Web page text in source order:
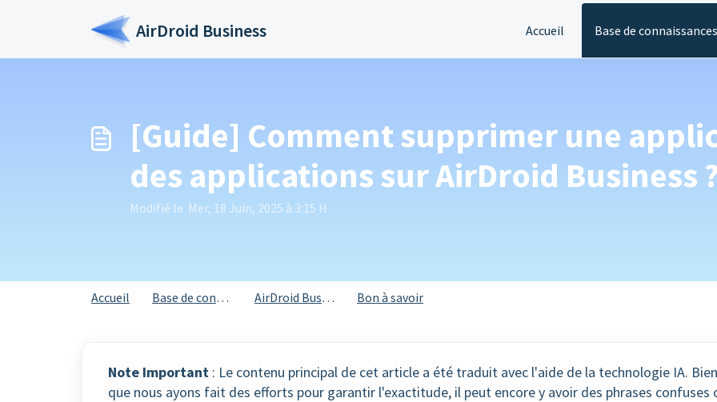
AirDroid Business Accueil Base de
[Guide] Comment supprimer une
des applications sur AirDroid Business
Modifié le Mer, 18 Juin, 2025 à 3:15 H
Accueil Base de connaissances AirDroid Business Bon à savoir
Note Important : Le contenu principal de cet article a été traduit avec l'aide de la technologie IA. Bien
que nous ayons fait des efforts pour garantir l'exactitude, il peut encore y avoir des phrases confuses